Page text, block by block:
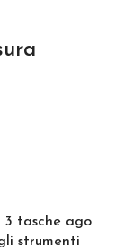
3 tasche ago
strumenti